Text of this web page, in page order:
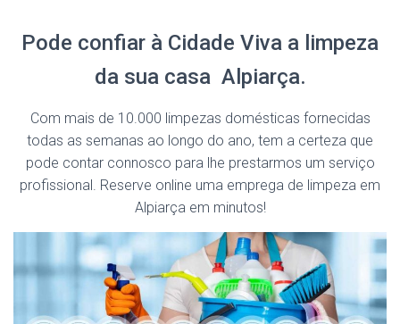
Pode confiar à Cidade Viva a limpeza
da sua casa Alpiarça.
Com mais de 10.000 limpezas domésticas fornecidas
todas as semanas ao longo do ano, tem a certeza que
pode contar connosco para lhe prestarmos um serviço
profissional. Reserve online uma emprega de limpeza em
Alpiarça em minutos!